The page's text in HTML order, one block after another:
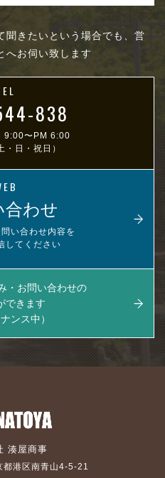
聞きたいという場合でも、営
へお伺い致します
838
9:00〜PM 6:00
・日・祝日）
合わせ
い合わせ内容を
してください
・お問い合わせの
できます
ンス中）
湊屋商事
港区南青山4-5-21